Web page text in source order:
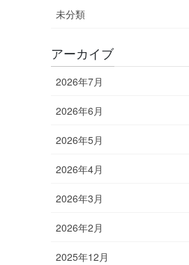
未分類
アーカイブ
2026年7月
2026年6月
2026年5月
2026年4月
2026年3月
2026年2月
2025年12月